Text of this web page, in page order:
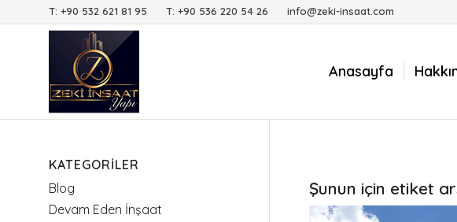
T: +90 532 621 81 95 T: +90 536 220 54 26 info@zeki-insaat.com
Anasayfa
Şunun için etiket
KATEGORILER
Blog
Devam Eden İnşaat